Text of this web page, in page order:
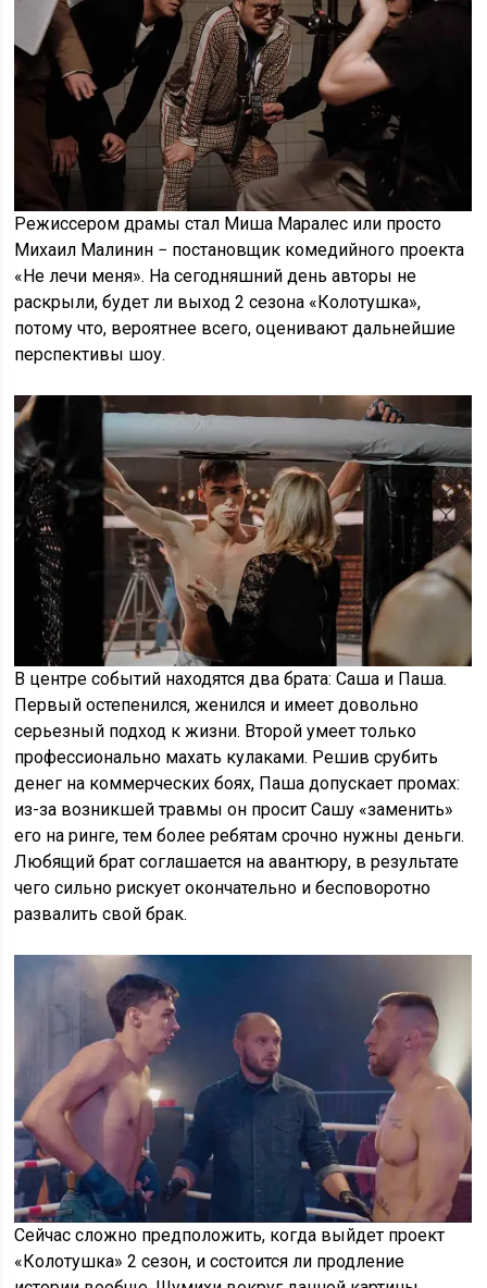
Режиссером драмы стал Миша Маралес или просто
Михаил Малинин − постановщик комедийного проекта
«Не лечи меня». На сегодняшний день авторы не
раскрыли, будет ли выход 2 сезона «Колотушка»,
потому что, вероятнее всего, оценивают дальнейшие
перспективы шоу.
В центре событий находятся два брата: Саша и Паша.
Первый остепенился, женился и имеет довольно
серьезный подход к жизни. Второй умеет только
профессионально махать кулаками. Решив срубить
денег на коммерческих боях, Паша допускает промах:
из-за возникшей травмы он просит Сашу «заменить»
его на ринге, тем более ребятам срочно нужны деньги.
Любящий брат соглашается на авантюру, в результате
чего сильно рискует окончательно и бесповоротно
развалить свой брак.
Сейчас сложно предположить, когда выйдет проект
«Колотушка» 2 сезон, и состоится ли продление